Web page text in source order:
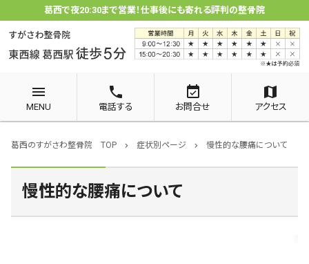
葛西で夜20:30まで営業！仕事後にも寄れる評判の整骨院
menu
MENU
phone
電話する
event_available
お問合せ
map
アクセス
葛西のすがさわ整骨院 TOP chevron_right 症状別ページ chevron_right 慢性的な腰痛について
慢性的な腰痛について